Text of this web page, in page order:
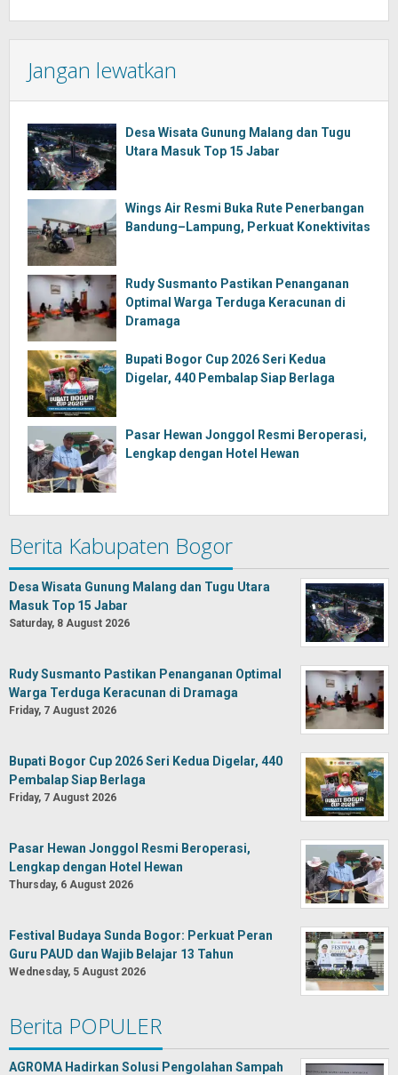
Jangan lewatkan
Desa Wisata Gunung Malang dan Tugu
Utara Masuk Top 15 Jabar
Wings Air Resmi Buka Rute Penerbangan
Bandung–Lampung, Perkuat Konektivitas
Rudy Susmanto Pastikan Penanganan
Optimal Warga Terduga Keracunan di
Dramaga
Bupati Bogor Cup 2026 Seri Kedua
Digelar, 440 Pembalap Siap Berlaga
Pasar Hewan Jonggol Resmi Beroperasi,
Lengkap dengan Hotel Hewan
Berita Kabupaten Bogor
Desa Wisata Gunung Malang dan Tugu Utara
Masuk Top 15 Jabar
Saturday, 8 August 2026
Rudy Susmanto Pastikan Penanganan Optimal
Warga Terduga Keracunan di Dramaga
Friday, 7 August 2026
Bupati Bogor Cup 2026 Seri Kedua Digelar, 440
Pembalap Siap Berlaga
Friday, 7 August 2026
Pasar Hewan Jonggol Resmi Beroperasi,
Lengkap dengan Hotel Hewan
Thursday, 6 August 2026
Festival Budaya Sunda Bogor: Perkuat Peran
Guru PAUD dan Wajib Belajar 13 Tahun
Wednesday, 5 August 2026
Berita POPULER
AGROMA Hadirkan Solusi Pengolahan Sampah